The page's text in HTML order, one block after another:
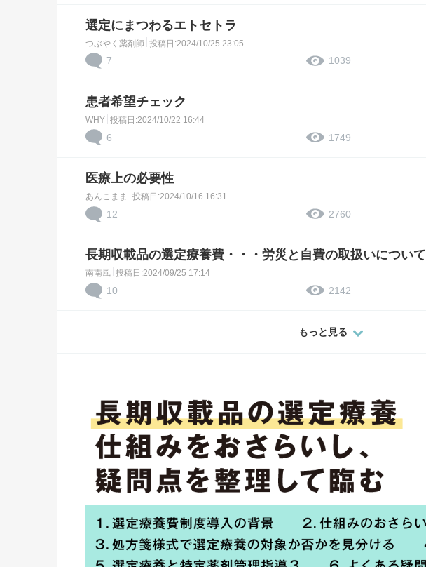
選定にまつわるエトセトラ
つぶやく薬剤師 投稿日:2024/10/25 23:05
7 1039
患者希望チェック
WHY 投稿日:2024/10/22 16:44
6 1749
医療上の必要性
あんこまま 投稿日:2024/10/16 16:31
12 2760
長期収載品の選定療養費・・・労災と自費の取扱いについて
南南風 投稿日:2024/09/25 17:14
10 2142
もっと見る